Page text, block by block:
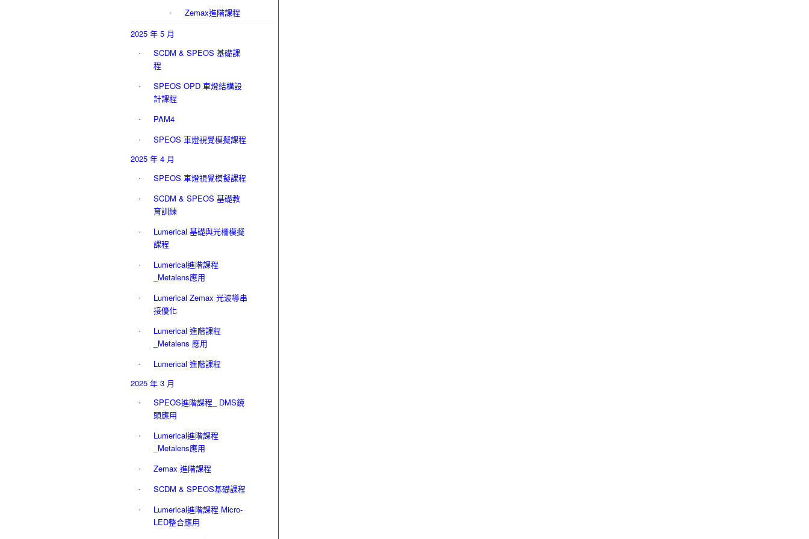
Zemax進階課程
2025 年 5 月
SCDM & SPEOS 基礎課
程
SPEOS OPD 車燈結構設
計課程
PAM4
SPEOS 車燈視覺模擬課程
2025 年 4 月
SPEOS 車燈視覺模擬課程
SCDM & SPEOS 基礎教
育訓練
Lumerical 基礎與光柵模擬
課程
Lumerical進階課程
_Metalens應用
Lumerical Zemax 光波導串
接優化
Lumerical 進階課程
_Metalens 應用
Lumerical 進階課程
2025 年 3 月
SPEOS進階課程_ DMS鏡
頭應用
Lumerical進階課程
_Metalens應用
Zemax 進階課程
SCDM & SPEOS基礎課程
Lumerical進階課程 Micro-
LED整合應用